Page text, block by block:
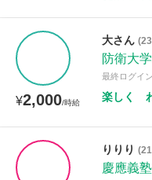
¥2,000/時給
大さん
防衛大
最終ログイ
楽しく
りりり
慶應義